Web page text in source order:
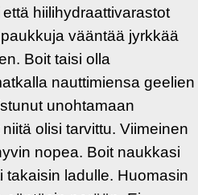
hiilihydraattivarastot
vääntää jyrkkää
Boit taisi olla
nauttimiensa geelien
unohtamaan
olisi tarvittu. Viimeinen
nopea. Boit naukkasi
takaisin ladulle. Huomasin